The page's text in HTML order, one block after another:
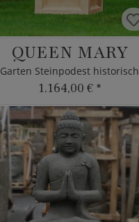
QUEEN MARY
Garten Steinpodest historisch
1.164,00 € *